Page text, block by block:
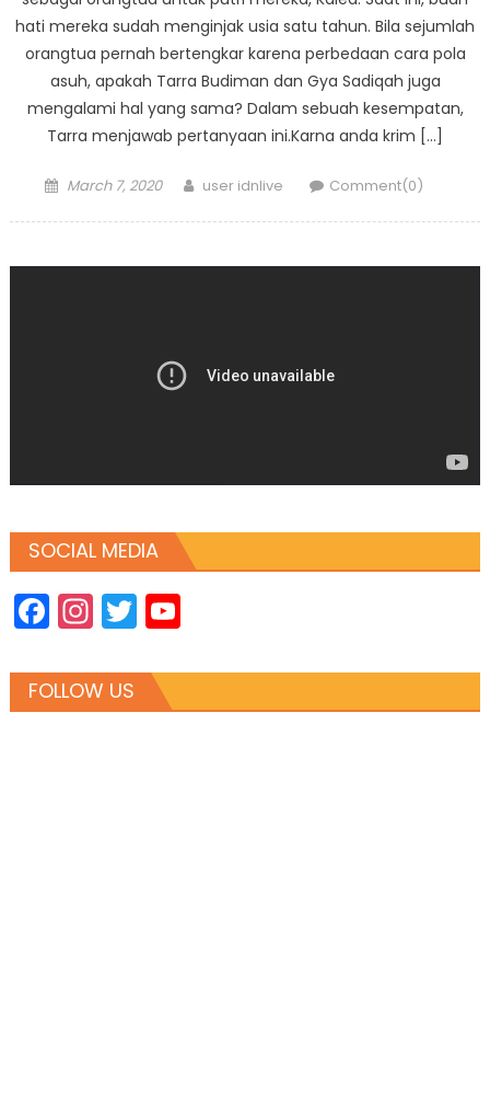
hati mereka sudah menginjak usia satu tahun. Bila sejumlah
orangtua pernah bertengkar karena perbedaan cara pola
asuh, apakah Tarra Budiman dan Gya Sadiqah juga
mengalami hal yang sama? Dalam sebuah kesempatan,
Tarra menjawab pertanyaan ini.Karna anda krim […]
Posted
March 7, 2020 Author
user idnlive Comment(0)
SOCIAL MEDIA
Facebook
Instagram
TwitterYouTube
FOLLOW US